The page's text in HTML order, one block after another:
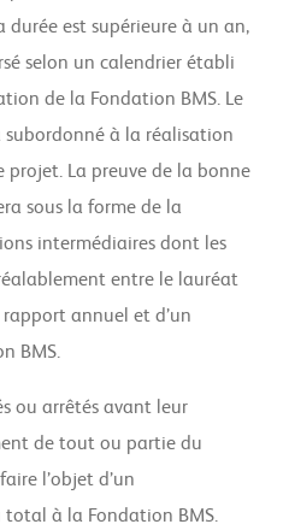
durée est supérieure à un an,
selon un calendrier établi
de la Fondation BMS. Le
subordonné à la réalisation
La preuve de la bonne
sous la forme de la
intermédiaires dont les
entre le lauréat
annuel et d’un
BMS.
ou arrêtés avant leur
de tout ou partie du
l’objet d’un
à la Fondation BMS.